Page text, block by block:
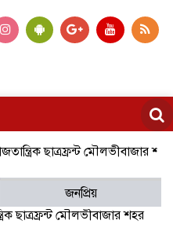
মৌলভীবাজার শহর শাখা
জনপ্রিয়
ছাত্রফ্রন্ট মৌলভীবাজার শহর